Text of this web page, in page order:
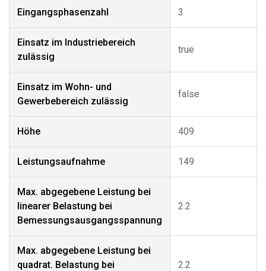
Eingangsphasenzahl 3
Einsatz im Industriebereich
zulässig
true
Einsatz im Wohn- und
Gewerbebereich zulässig
false
Höhe 409
Leistungsaufnahme 149
Max. abgegebene Leistung bei
linearer Belastung bei
Bemessungsausgangsspannung
2.2
Max. abgegebene Leistung bei
quadrat. Belastung bei
2.2